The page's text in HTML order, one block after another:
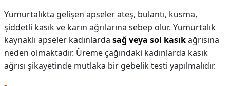
Yumurtalıkta gelişen apseler ateş, bulantı, kusma,
şiddetli kasık ve karın ağrılarına sebep olur. Yumurtalık
kaynaklı apseler kadınlarda sağ veya sol kasıkağrısına
neden olmaktadır. Üreme çağındaki kadınlarda kasık
ağrısı şikayetinde mutlaka bir gebelik testi yapılmalıdır.